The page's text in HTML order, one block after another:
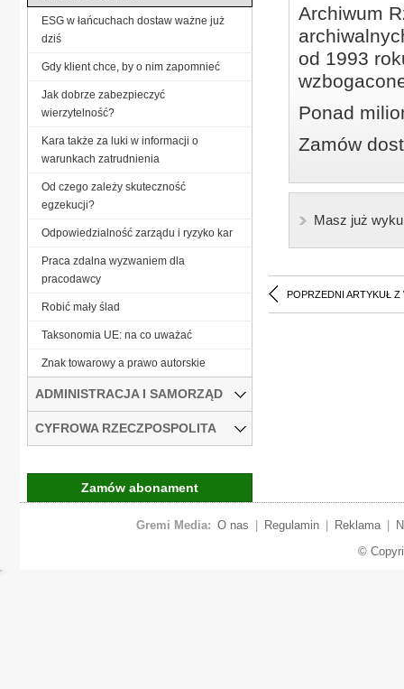
Archiwum
od 1993
Ponad
Zamów
Masz już
POPRZEDNI ARTYKUŁ Z
ESG w łańcuchach dostaw ważne już
dziś
Gdy klient chce, by o nim zapomnieć
Jak dobrze zabezpieczyć
wierzytelność?
Kara także za luki w informacji o
warunkach zatrudnienia
Od czego zależy skuteczność
egzekucji?
Odpowiedzialność zarządu i ryzyko kar
Praca zdalna wyzwaniem dla
pracodawcy
Robić mały ślad
Taksonomia UE: na co uważać
Znak towarowy a prawo autorskie
ADMINISTRACJA I SAMORZĄD
CYFROWA RZECZPOSPOLITA
Zamów abonament
Gremi Media: O nas Regulamin Reklama
©